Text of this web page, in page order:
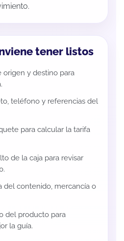
tener listos
origen y destino para
teléfono y referencias del
para calcular la tarifa
de la caja para revisar
del contenido, mercancía o
del producto para
la guía.